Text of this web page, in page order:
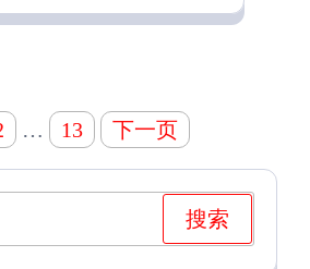
… 13 下一页